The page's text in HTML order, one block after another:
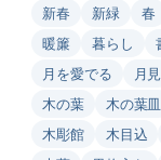
新春
新緑 春
暖簾
暮らし
月を愛でる
月見
木の葉
木の葉皿
木彫館
木目込